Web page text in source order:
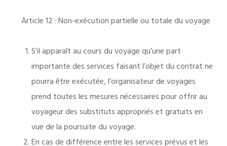
Article 12 : Non-exécution partielle ou totale du voyage
S’il apparaît au cours du voyage qu’une part
importante des services faisant l’objet du contrat ne
pourra être exécutée, l’organisateur de voyages
prend toutes les mesures nécessaires pour offrir au
voyageur des substituts appropriés et gratuits en
vue de la poursuite du voyage.